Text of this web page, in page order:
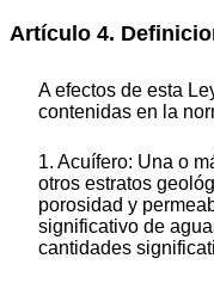
Artículo 4.
A efectos de esta
contenidas en la
1. Acuífero: Una o
otros estratos
porosidad y
significativo de
cantidades